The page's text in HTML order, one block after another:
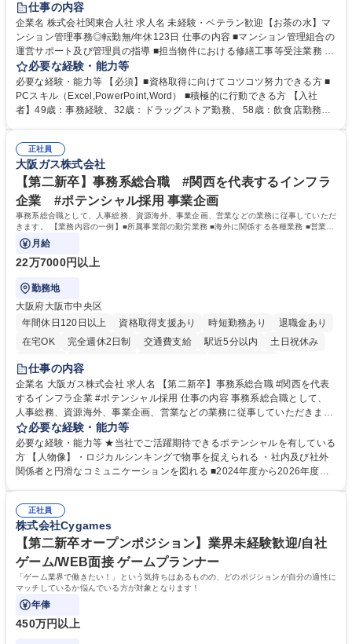
仕事の内容
企業名 株式会社関東合人社 求人名 未経験・ベテラン歓迎【お茶の水】マ
ンション管理事務◎転勤無/年休123日 仕事の内容 ■マンション管理組合の
運営サポート及び管理員の指導 ■担当物件における修繕工事等受注業務 ■
事務所内での事務業務等 ★異業界からの転職者が多数活躍しています
【年収補足】532万円 ＋別途インセンティヴで平均約100万円/年（昨年度
実績） ＋管理業務主任者資格手当50,000円/月 ★親会社である株式会社合
人社計画研究所社のグループ会社として、質の高いサービスと適性価格を
無/年休123日
必要な経験・能力等
必要な経験・能力等 【必須】■資格取得に向けてコツコツ努力できる方 ■
PCスキル（Excel,PowerPoint,Word） ■積極的に行動できる方 【入社
者】49歳：事務経験、32歳：ドラッグストア勤務、 58歳：飲食店勤務
得出来ております！ 【魅力】■フレックス制度、未経験からでも下限年収
を一律支給！ ■管理業務主任者資格取得後には50,000円/月の手当あり！
学歴・資格 学歴：大学院 大学 高専 短大 専修学校 高校 語学力： 資格：第
一種運転免許普通自動車
正社員
大阪ガス株式会社
【第二新卒】事務系総合職 #関西を代表するインフラ
企業 #ポテンシャル採用 事業企画
事務系総合職として、人事総務、資源海外、事業企画、営業などの業務に従事していただ
きます。 【業務内容の一例】■所属事業部の勤労業務 ■海外に関係する各種業務 ■営業部
門の企画スタッフ、ルート営業
月給
22万7000円以上
勤務地
大阪府大阪市中央区
年間休日120日以上
資格取得支援あり 時短勤務あり
退職金あり
在宅OK
完全週休2日制 交通費支給 駅近5分以内
土日祝休み
服装自由
第二新卒歓迎
仕事の内容
企業名 大阪ガス株式会社 求人名 【第二新卒】事務系総合職 #関西を代表
するインフラ企業 #ポテンシャル採用 仕事の内容 事務系総合職として、
人事総務、資源海外、事業企画、営業などの業務に従事していただきま
す。 【業務内容の一例】■所属事業部の勤労業務 ■海外に関係する各種業
務 ■営業部門の企画スタッフ、ルート営業 【キャリアパス】入社後の配属
ポジションで一定期間ご活躍頂いた後、本人の適性及び将来のキャリアを
鑑みてジョブローテーションを行います。 【育成】OJTでの現場育成や研
表するインフラ企業 #ポテンシャル採用
必要な経験・能力等
必要な経験・能力等 ★当社でご活躍期待できるポテンシャルを有している
方 【人物像】・ロジカルシンキングで物事を捉えられる ・社内及び社外
関係者と円滑なコミュニケーションを図れる ■2024年度から2026年度ま
72.html ■エネルギーセキュリティの不安定化や気候変動による自然災害の
甚大化など、これまで以上に社会課題解決の重要性が高まっています。
「未来の日常」の創造に向けて持続可能な社会の実現に貢献してまいりま
す。 学歴・資格 学歴：大学院 大学 語学力： 資格：
正社員
株式会社Cygames
【第二新卒オープンポジション】業界未経験歓迎/自社
ゲーム/WEB面接 ゲームプランナー
「ゲーム業界で働きたい！」という気持ちはあるものの、どのポジションが自分の適性に
マッチしているか悩んでいる方が対象となります！
年俸
450万円以上